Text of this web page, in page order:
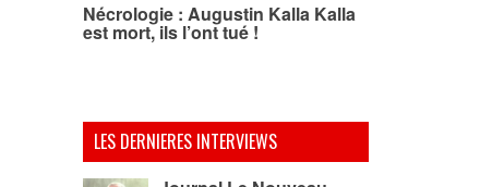
Nécrologie : Augustin Kalla Kalla
est mort, ils l’ont tué !
LES DERNIERES INTERVIEWS